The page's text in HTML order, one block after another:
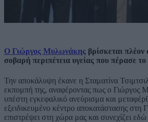
Ο Γιώργος Μυλωνάκης βρίσκεται
σοβαρή περιπέτεια υγείας που πέρασε
Την αποκάλυψη έκανε η Σταματίνα
εκπομπή της, αναφέροντας πως ο Γιώργος
υπέστη εγκεφαλικό ανεύρισμα και
εξειδικευμένο κέντρο αποκατάστασης στη
επιστρέψει στη χώρα μας και συνεχίζει